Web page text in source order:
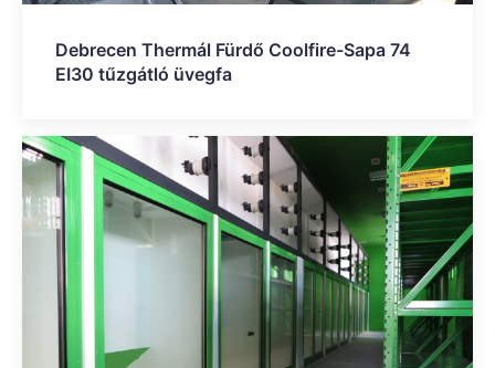
Debrecen Thermál Fürdő Coolfire-Sapa 74
EI30 tűzgátló üvegfa